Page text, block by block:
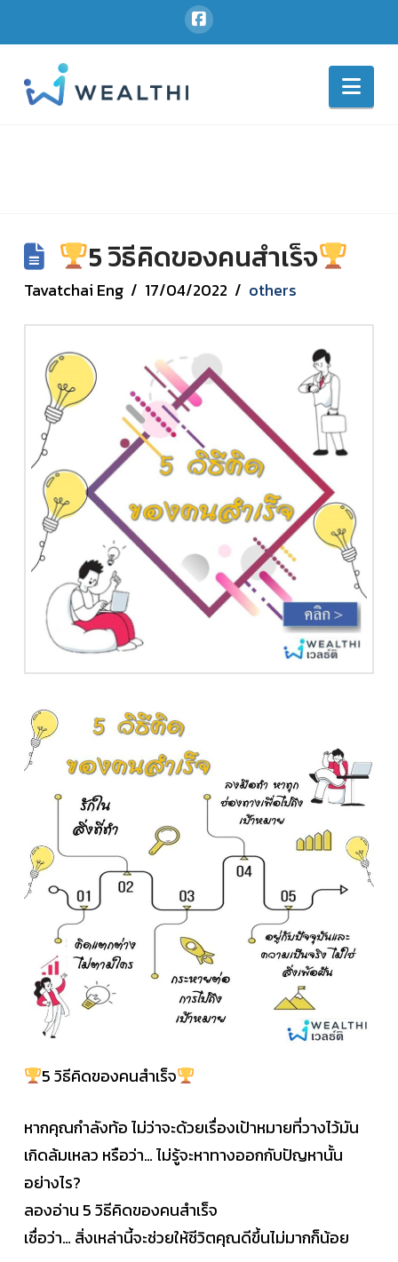
5 วิธีคิดของคนสำเร็จ
Tavatchai Eng 17/04/2022 others
5 วิธีคิดของคนสำเร็จ
หากคุณกำลังท้อ ไม่ว่าจะด้วยเรื่องเป้าหมายที่วางไว้มัน
เกิดล้มเหลว หรือว่า… ไม่รู้จะหาทางออกกับปัญหานั้น
อย่างไร?
ลองอ่าน 5 วิธีคิดของคนสำเร็จ
เชื่อว่า… สิ่งเหล่านี้จะช่วยให้ชีวิตคุณดีขึ้นไม่มากก็น้อย